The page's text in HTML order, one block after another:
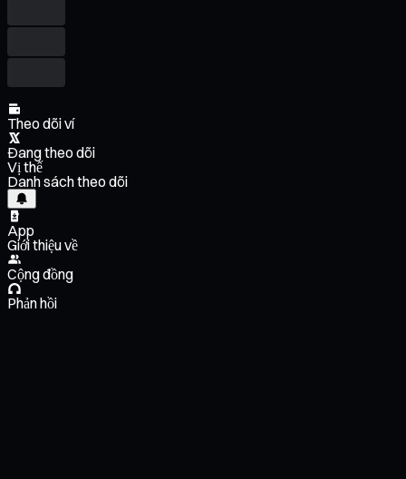
Theo dõi ví
Đang theo dõi
Vị thế
Danh sách theo dõi
App
Giới thiệu về
Cộng đồng
Phản hồi